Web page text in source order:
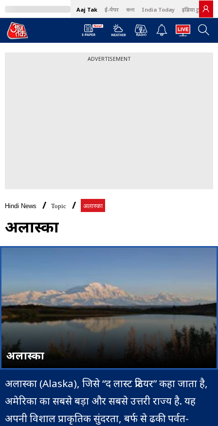
Aaj Tak ई-पेपर বাংলা India Today इंडिया टुडे हिंदी
ADVERTISEMENT
Hindi News Topic अलास्का
अलास्का
अलास्का
अलास्का (Alaska), जिसे “द लास्ट फ्रंटियर” कहा जाता है,
अमेरिका का सबसे बड़ा और सबसे उत्तरी राज्य है. यह
अपनी विशाल प्राकृतिक सुंदरता, बर्फ से ढकी पर्वत-